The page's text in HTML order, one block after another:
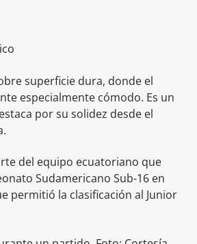
superficie dura, donde el
especialmente cómodo. Es un
por su solidez desde el
del equipo ecuatoriano que
Sudamericano Sub-16 en
permitió la clasificación al Junior